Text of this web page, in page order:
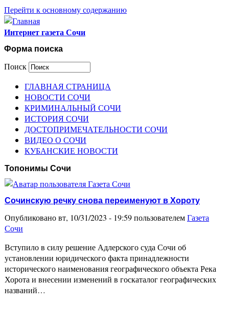
Перейти к основному содержанию
Интернет газета Сочи
Форма поиска
Поиск
ГЛАВНАЯ СТРАНИЦА
НОВОСТИ СОЧИ
КРИМИНАЛЬНЫЙ СОЧИ
ИСТОРИЯ СОЧИ
ДОСТОПРИМЕЧАТЕЛЬНОСТИ СОЧИ
ВИДЕО О СОЧИ
КУБАНСКИЕ НОВОСТИ
Топонимы Сочи
Сочинскую речку снова переименуют в Хороту
Опубликовано вт, 10/31/2023 - 19:59 пользователемГазета
Сочи
Вступило в силу решение Адлерского суда Сочи об
установлении юридического факта принадлежности
исторического наименования географического объекта Река
Хорота и внесении изменений в госкаталог географических
названий…